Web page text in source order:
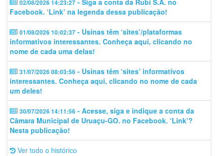
02/08/2026 14:23:27 - Siga a conta da Rubi S.A. no
Facebook. ‘Link’ na legenda dessa publicação!
01/08/2026 10:02:37 - Usinas têm ‘sites’/plataformas
informativos interessantes. Conheça aqui, clicando no
nome de cada uma delas!
31/07/2026 08:03:56 - Usinas têm ‘sites’ informativos
interessantes. Conheça aqui, clicando no nome de cada
um deles!
30/07/2026 14:11:56 - Acesse, siga e indique a conta da
Câmara Municipal de Uruaçu-GO. no Facebook. ‘Link’?
Nesta publicação!
Ver todo o histórico